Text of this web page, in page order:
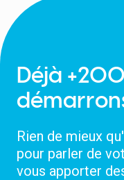
Déjà
Rien de mieux
pour parler de
vous apporter